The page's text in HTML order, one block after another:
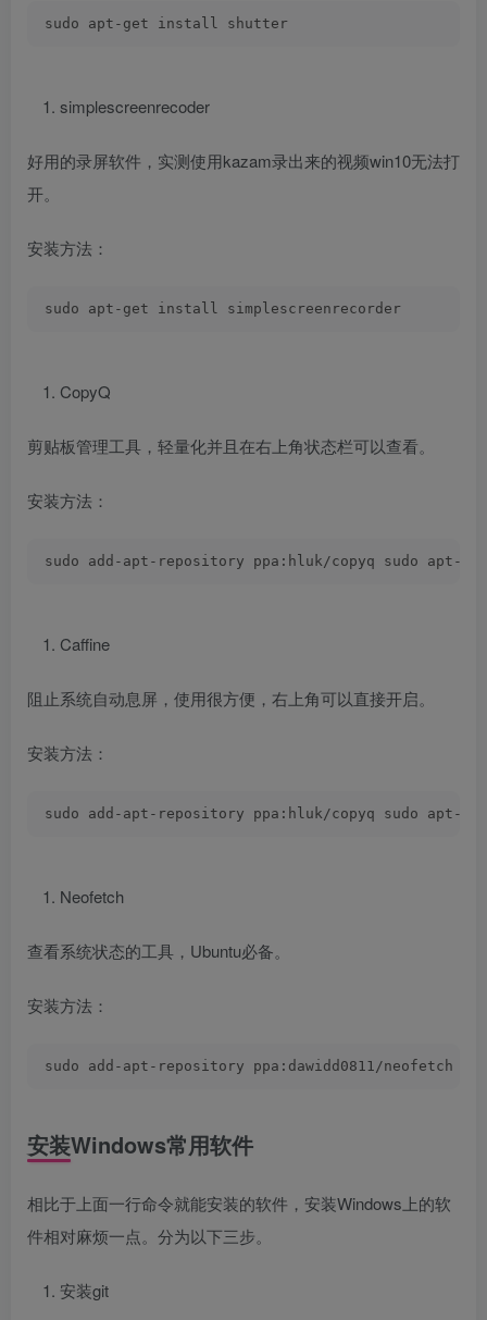
sudo apt-get install shutter
simplescreenrecoder
好用的录屏软件，实测使用kazam录出来的视频win10无法打
开。
安装方法：
sudo apt-get install simplescreenrecorder
CopyQ
剪贴板管理工具，轻量化并且在右上角状态栏可以查看。
安装方法：
sudo add-apt-repository ppa:hluk/copyq sudo apt-
Caffine
阻止系统自动息屏，使用很方便，右上角可以直接开启。
安装方法：
sudo add-apt-repository ppa:hluk/copyq sudo apt-
Neofetch
查看系统状态的工具，Ubuntu必备。
安装方法：
sudo add-apt-repository ppa:dawidd0811/neofetch
安装Windows常用软件
相比于上面一行命令就能安装的软件，安装Windows上的软
件相对麻烦一点。分为以下三步。
安装git